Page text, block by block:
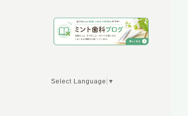
Select Language ▼